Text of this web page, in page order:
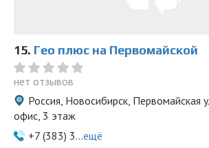
15. Гео плюс на Первомайской
нет отзывов
Россия, Новосибирск, Первомайская
офис, 3 этаж
+7 (383) 3...ещё